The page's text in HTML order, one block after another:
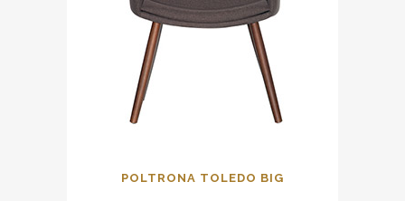
POLTRONA TOLEDO BIG